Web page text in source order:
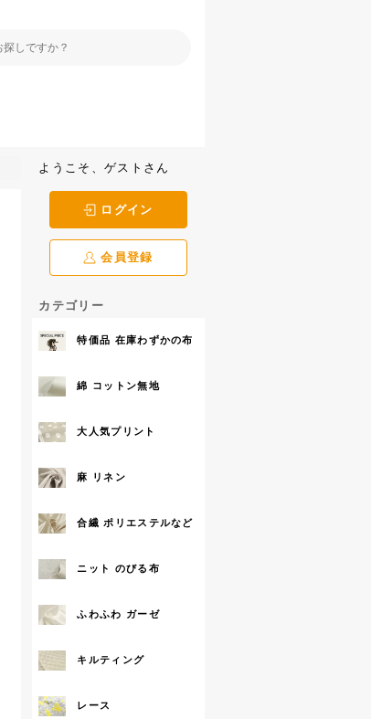
ようこそ、ゲストさん
ログイン
会員登録
カテゴリー
特価品 在庫わずかの布
綿 コットン無地
大人気プリント
麻 リネン
合繊 ポリエステルなど
ニット のびる布
ふわふわ ガーゼ
キルティング
レース